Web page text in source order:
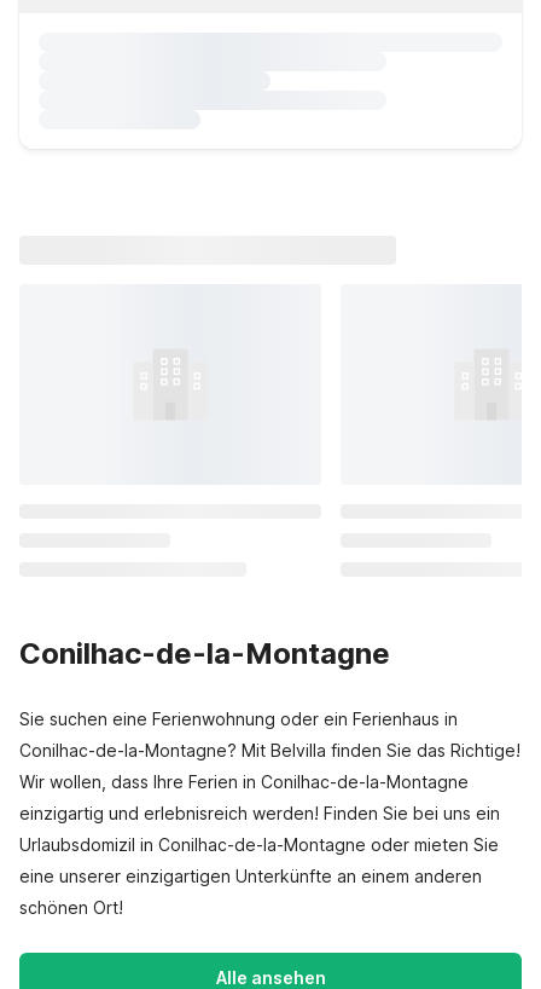
Conilhac-de-la-Montagne
Sie suchen eine Ferienwohnung oder ein Ferienhaus in
Conilhac-de-la-Montagne? Mit Belvilla finden Sie das Richtige!
Wir wollen, dass Ihre Ferien in Conilhac-de-la-Montagne
einzigartig und erlebnisreich werden! Finden Sie bei uns ein
Urlaubsdomizil in Conilhac-de-la-Montagne oder mieten Sie
eine unserer einzigartigen Unterkünfte an einem anderen
schönen Ort!
Alle ansehen